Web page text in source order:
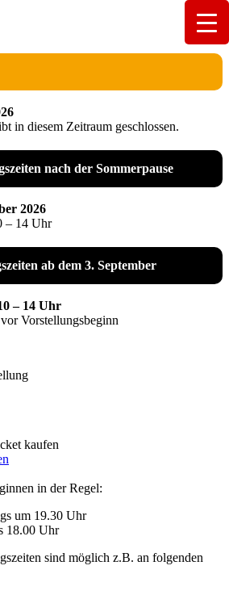
in diesem Zeitraum geschlossen.
nach der Sommerpause
2026
– 14 Uhr
ab dem 3. September
– 14 Uhr
Vorstellungsbeginn
kaufen
in der Regel:
um 19.30 Uhr
18.00 Uhr
sind möglich z.B. an folgenden